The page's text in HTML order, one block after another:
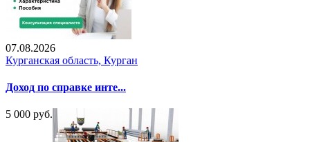
07.08.2026
Курганская область, Курган
Доход по справке инте...
5 000 руб.